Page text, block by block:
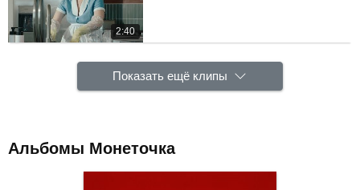
2:40
Показать ещё клипы
Альбомы Монеточка